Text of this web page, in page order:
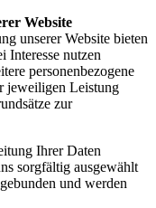
Website
unserer Website bieten
Interesse nutzen
personenbezogene
jeweiligen Leistung
zur
Ihrer Daten
sorgfältig ausgewählt
und werden